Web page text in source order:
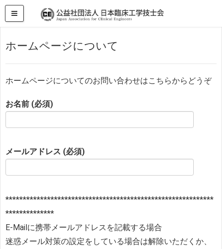
HOME お問い合わせ ホームページについて
ホームページについて
ホームページについてのお問い合わせはこちらからどうぞ
お名前 (必須)
メールアドレス (必須)
************************************************************
**************
E-Mailに携帯メールアドレスを記載する場合
迷惑メール対策の設定をしている場合は解除いただくか、